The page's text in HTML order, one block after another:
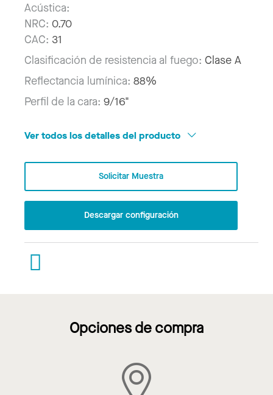
Acústica:
NRC: 0.70
CAC: 31
Clasificación de resistencia al fuego: Clase A
Reflectancia lumínica: 88%
Perfil de la cara: 9/16"
Ver todos los detalles del producto
Solicitar Muestra
Descargar configuración
Opciones de compra